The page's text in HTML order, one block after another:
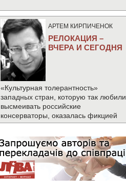
АРТЕМ КИРПИЧЕНОК
РЕЛОКАЦИЯ –
ВЧЕРА И СЕГОДНЯ
«Культурная толерантность»
западных стран, которую так любили
высмеивать российские
консерваторы, оказалась фикцией